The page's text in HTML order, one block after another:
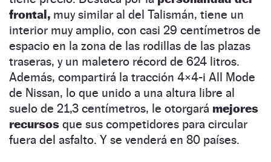
frontal, muy similar al del Talismán, tiene un
interior muy amplio, con casi 29 centímetros de
espacio en la zona de las rodillas de las plazas
traseras, y un maletero récord de 624 litros.
Además, compartirá la tracción 4×4-i All Mode
de Nissan, lo que unido a una altura libre al
suelo de 21,3 centímetros, le otorgará mejores
recursos que sus competidores para circular
fuera del asfalto. Y se venderá en 80 países.